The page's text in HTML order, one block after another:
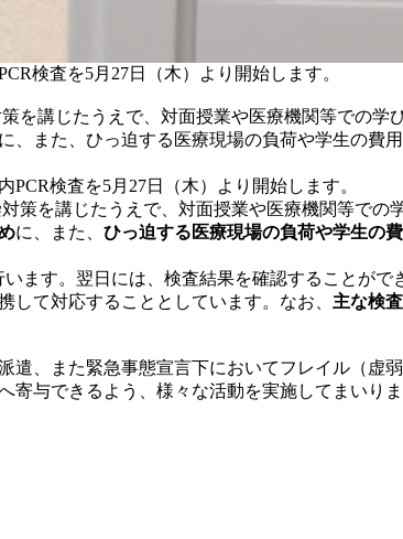
検査を5月27日（木）より開始します。
講じたうえで、対面授業や医療機関等での学
また、ひっ迫する医療現場の負荷や学生の費
検査を5月27日（木）より開始します。
を講じたうえで、対面授業や医療機関等での
に、また、 ひっ迫する医療現場の負荷や学生の
ます。翌日には、検査結果を確認することがで
て対応することとしています。なお、 主な検
、また緊急事態宣言下においてフレイル（虚
与できるよう、様々な活動を実施してまいりま